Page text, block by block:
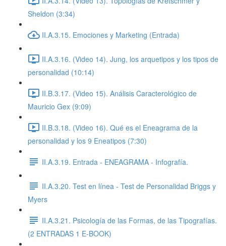
Sheldon (3:34)
II.A.3.15. Emociones y Marketing (Entrada)
II.A.3.16. (Video 14). Jung, los arquetipos y los tipos de
personalidad (10:14)
II.B.3.17. (Video 15). Análisis Caracterológico de
Mauricio Gex (9:09)
II.B.3.18. (Video 16). Qué es el Eneagrama de la
personalidad y los 9 Eneatipos (7:30)
II.A.3.19. Entrada - ENEAGRAMA - Infografía.
II.A.3.20. Test en línea - Test de Personalidad Briggs y
Myers
II.A.3.21. Psicología de las Formas, de las Tipografías.
(2 ENTRADAS 1 E-BOOK)